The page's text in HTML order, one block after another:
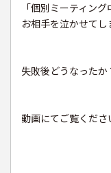
「個別ミーティン
お相手を泣かせて
失敗後どうなったか
動画にてご覧くださ